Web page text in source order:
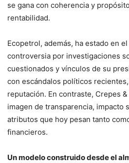
se gana con coherencia y
rentabilidad.
Ecopetrol, además, ha estado en
controversia por investigaciones
cuestionados y vínculos de su
con escándalos políticos
reputación. En contraste, Crepes
imagen de transparencia, impacto
atributos que hoy pesan tanto
financieros.
Un modelo construido desde el